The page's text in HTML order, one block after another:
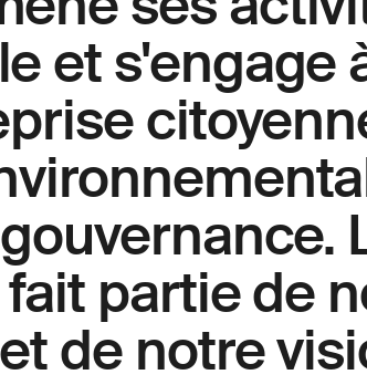
et s'engage
partie de
de notre